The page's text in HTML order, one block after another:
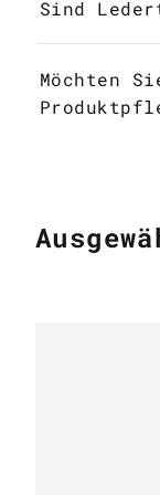
Sind
Möchten